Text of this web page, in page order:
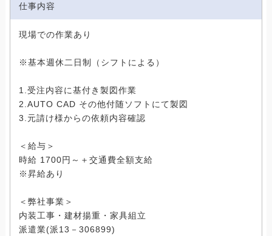
仕事内容
現場での作業あり
※基本週休二日制（シフトによる）
1.受注内容に基付き製図作業
2.AUTO CAD その他付随ソフトにて製図
3.元請け様からの依頼内容確認
＜給与＞
時給 1700円～＋交通費全額支給
※昇給あり
＜弊社事業＞
内装工事・建材揚重・家具組立
派遣業(派13－306899)